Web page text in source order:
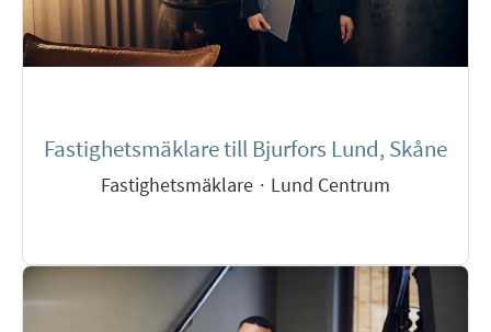
Fastighetsmäklare till Bjurfors Lund, Skåne
Fastighetsmäklare · Lund Centrum